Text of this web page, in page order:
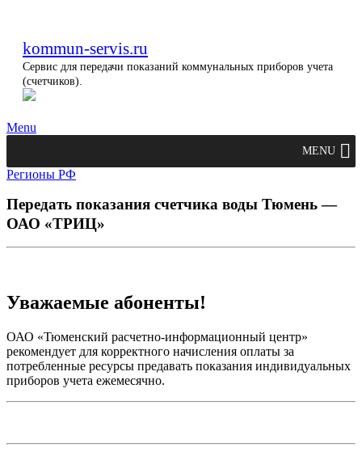
kommun-servis.ru
Сервис для передачи показаний коммунальных приборов учета
(счетчиков).
Menu
MENU
Регионы РФ
Передать показания счетчика воды Тюмень —
ОАО «ТРИЦ»
Уважаемые абоненты!
ОАО «Тюменский расчетно-информационный центр»
рекомендует для корректного начисления оплаты за
потребленные ресурсы предавать показания индивидуальных
приборов учета ежемесячно.